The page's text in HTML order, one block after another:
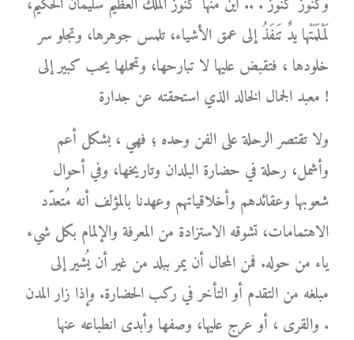
لَمْلَمَتْها يدٌ تَنفَذُ إلى عمق الأشياء، تلمس جوهرها، وتجلو سر
خلودها ، فتقبض عليها لا تبارحها، وتحملها يحب كبير إلى
معبد الجمال الخالد الذي استحقته عن جدارة !
ولا تقتصر الرحلة على الفن وحده ؛ فهي ، بشكل أعم
وأشمل، رحلة في حضارة البلدان وتاريخها، وفي أحوال
شعوبها وعقائدهم وأخلاقياتهم وعهدنا بالمؤلف أنه مُتعدّد
الاهتمامات، تشوقه الاستزادة من المعرفة والإلمام بكل شيء
ياء من حوله. فمن المحال أن يمر ببلد من غير أن يُشير إلى
مبلغه من التقدم أو التأخر في ركب الحضارة. وإذا زار المدن
والقرى ، أو عرج عليها، وصفها وأبدى انطباعه عنها .